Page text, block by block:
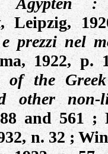
, Leipzig,
prezzi nel
1922,
of the
other non-
and 561 ;
n. 32 ;